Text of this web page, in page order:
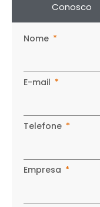
Conosco
Nome
E-mail
Telefone
Empresa